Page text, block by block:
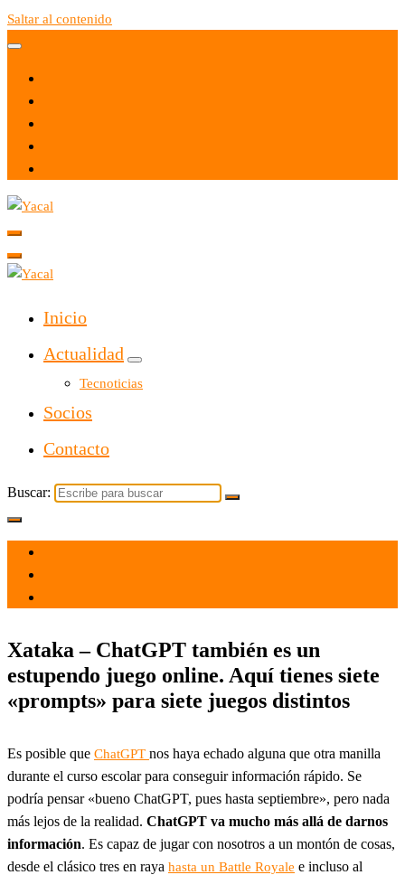
Saltar al contenido
Yacal micro hosting
Inicio
Actualidad
Tecnoticias
Socios
Contacto
Buscar:
Xataka – ChatGPT también es un
estupendo juego online. Aquí tienes siete
«prompts» para siete juegos distintos
Es posible que ChatGPT nos haya echado alguna que otra manilla
durante el curso escolar para conseguir información rápido. Se
podría pensar «bueno ChatGPT, pues hasta septiembre», pero nada
más lejos de la realidad. ChatGPT va mucho más allá de darnos
información. Es capaz de jugar con nosotros a un montón de cosas,
desde el clásico tres en raya hasta un Battle Royale e incluso al